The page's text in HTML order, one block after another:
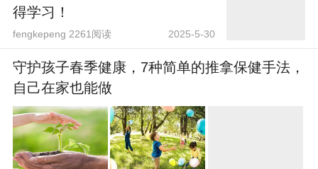
得学习！
fengkepeng 2261阅读 2025-5-30
守护孩子春季健康，7种简单的推拿保健手法，
自己在家也能做